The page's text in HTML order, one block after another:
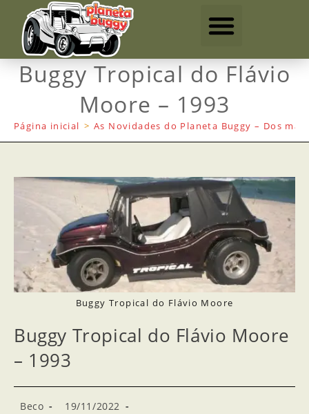
Buggy Tropical do Flávio
Moore – 1993
Página inicial > As Novidades do Planeta Buggy – Dos
Buggy Tropical do Flávio Moore
Buggy Tropical do Flávio Moore
– 1993
Beco
19/11/2022